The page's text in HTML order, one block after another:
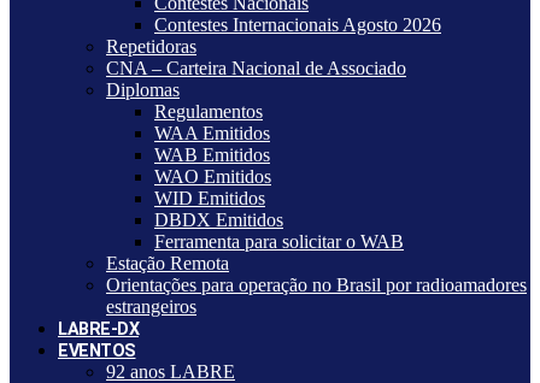
Contestes Internacionais Agosto 2026
Repetidoras
CNA – Carteira Nacional de Associado
Diplomas
Regulamentos
WAA Emitidos
WAB Emitidos
WAO Emitidos
WID Emitidos
DBDX Emitidos
Ferramenta para solicitar o WAB
Estação Remota
Orientações para operação no Brasil por radioamadores
estrangeiros
LABRE-DX
EVENTOS
92 anos LABRE